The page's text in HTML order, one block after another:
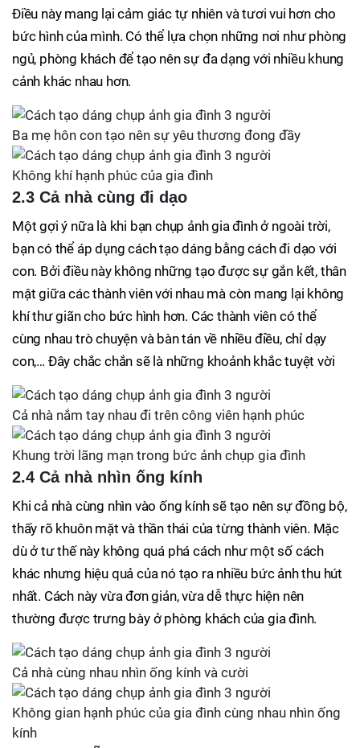
Điều này mang lại cảm giác tự nhiên và tươi vui hơn cho
bức hình của mình. Có thể lựa chọn những nơi như phòng
ngủ, phòng khách để tạo nên sự đa dạng với nhiều khung
cảnh khác nhau hơn.
Ba mẹ hôn con tạo nên sự yêu thương đong đầy
Không khí hạnh phúc của gia đình
2.3 Cả nhà cùng đi dạo
Một gợi ý nữa là khi bạn chụp ảnh gia đình ở ngoài trời,
bạn có thể áp dụng cách tạo dáng bằng cách đi dạo với
con. Bởi điều này không những tạo được sự gắn kết, thân
mật giữa các thành viên với nhau mà còn mang lại không
khí thư giãn cho bức hình hơn. Các thành viên có thể
cùng nhau trò chuyện và bàn tán về nhiều điều, chỉ dạy
con,… Đây chắc chắn sẽ là những khoảnh khắc tuyệt vời
Cả nhà nắm tay nhau đi trên công viên hạnh phúc
Khung trời lãng mạn trong bức ảnh chụp gia đình
2.4 Cả nhà nhìn ống kính
Khi cả nhà cùng nhìn vào ống kính sẽ tạo nên sự đồng bộ,
thấy rõ khuôn mặt và thần thái của từng thành viên. Mặc
dù ở tư thế này không quá phá cách như một số cách
khác nhưng hiệu quả của nó tạo ra nhiều bức ảnh thu hút
nhất. Cách này vừa đơn giản, vừa dễ thực hiện nên
thường được trưng bày ở phòng khách của gia đình.
Cả nhà cùng nhau nhìn ống kính và cười
Không gian hạnh phúc của gia đình cùng nhau nhìn ống
kính